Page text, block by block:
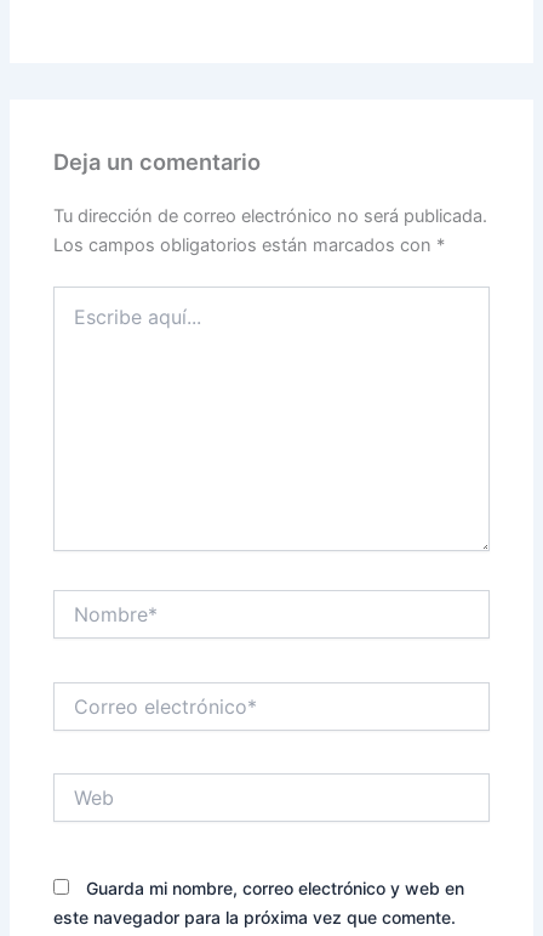
Deja un comentario
Tu dirección de correo electrónico no será publicada.
Los campos obligatorios están marcados con *
aquí...
electrónico*
Guarda mi nombre, correo electrónico y web en
este navegador para la próxima vez que comente.